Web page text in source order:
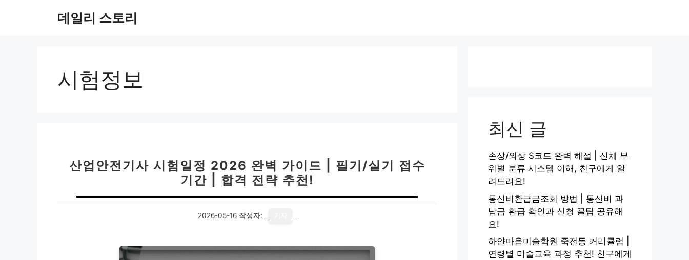
데일리 스토리
시험정보
산업안전기사 시험일정 2026 완벽 가이드 | 필기/실기 접수
기간 | 합격 전략 추천!
2026-05-16 작성자:
최신 글
손상/외상 S코드 완벽 해설 | 신체 부
위별 분류 시스템 이해, 친구에게 알
려드려요!
통신비환급금조회 방법 | 통신비 과
납금 환급 확인과 신청 꿀팁 공유해
요!
하얀마음미술학원 죽전동 커리큘럼 |
연령별 미술교육 과정 추천! 친구에게